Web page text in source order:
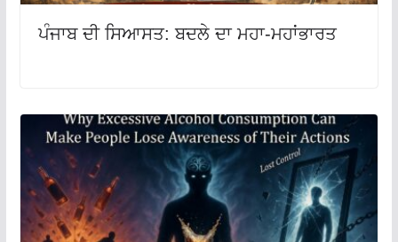
ਪੰਜਾਬ ਦੀ ਸਿਆਸਤ: ਬਦਲੇ ਦਾ ਮਹਾ-ਮਹਾਂਭਾਰਤ